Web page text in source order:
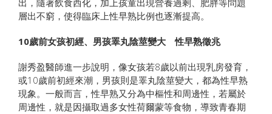
出，隨著飲食西化，加上孩童出現營養過剩、肥胖等問題
層出不窮，使得臨床上性早熟比例也逐漸提高。
10歲前女孩初經、男孩睪丸陰莖變大 性早熟徵兆
謝秀盈醫師進一步說明，像女孩若8歲以前出現乳房發育，
或10歲前初經來潮，男孩則是睪丸陰莖變大，都為性早熟
現象。一般而言，性早熟又分為中樞性和周邊性，若屬於
周邊性，就是因攝取過多女性荷爾蒙等食物，導致青春期